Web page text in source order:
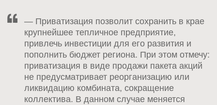
— Приватизация позволит сохранить в крае
крупнейшее тепличное предприятие,
привлечь инвестиции для его развития и
пополнить бюджет региона. При этом отмечу:
приватизация в виде продажи пакета акций
не предусматривает реорганизацию или
ликвидацию комбината, сокращение
коллектива. В данном случае меняется